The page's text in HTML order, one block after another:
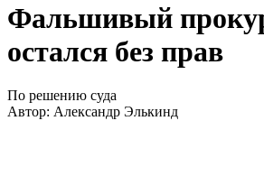
Фальшивый
остался без прав
По решению суда
Автор: Александр Элькинд